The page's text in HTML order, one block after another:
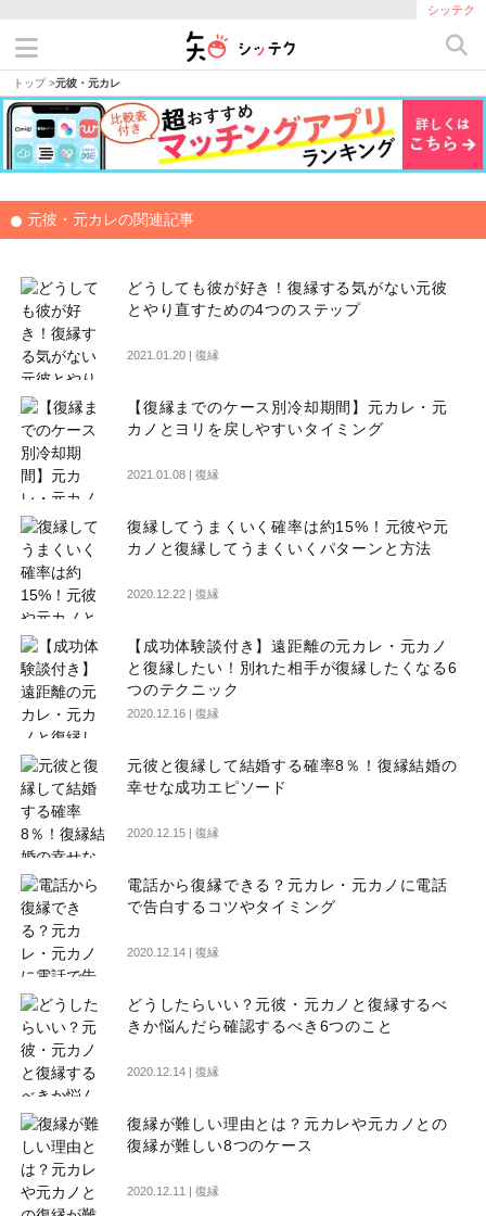
シッテク
トップ>元彼・元カレ
元彼・元カレの関連記事
どうしても彼が好き！復縁する気がない元彼
とやり直すための4つのステップ
2021.01.20 | 復縁
【復縁までのケース別冷却期間】元カレ・元
カノとヨリを戻しやすいタイミング
2021.01.08 | 復縁
復縁してうまくいく確率は約15%！元彼や元
カノと復縁してうまくいくパターンと方法
2020.12.22 | 復縁
【成功体験談付き】遠距離の元カレ・元カノ
と復縁したい！別れた相手が復縁したくなる6
つのテクニック
2020.12.16 | 復縁
元彼と復縁して結婚する確率8％！復縁結婚の
幸せな成功エピソード
2020.12.15 | 復縁
電話から復縁できる？元カレ・元カノに電話
で告白するコツやタイミング
2020.12.14 | 復縁
どうしたらいい？元彼・元カノと復縁するべ
きか悩んだら確認するべき6つのこと
2020.12.14 | 復縁
復縁が難しい理由とは？元カレや元カノとの
復縁が難しい8つのケース
2020.12.11 | 復縁